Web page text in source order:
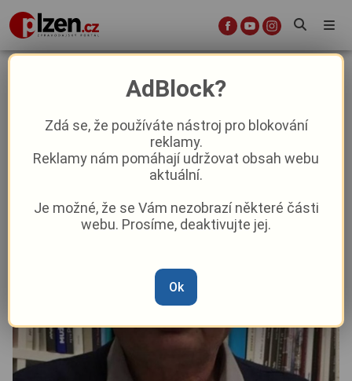
Ondřej Vaculík: Nač tepeš, písni
Názory a komentáře Aktuálně
Ondřej Vaculík–12. 11. 2025| 07:00
AdBlock?
Zdá se, že používáte nástroj pro blokování
reklamy.
Reklamy nám pomáhají udržovat obsah webu
aktuální.
Je možné, že se Vám nezobrazí některé části
webu. Prosíme, deaktivujte jej.
Ok